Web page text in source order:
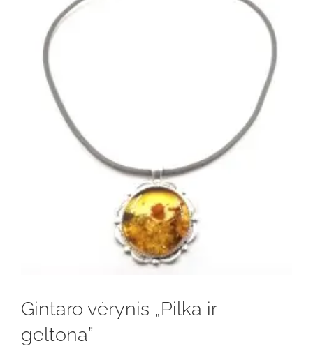
Gintaro vėrynis „Pilka ir
geltona”